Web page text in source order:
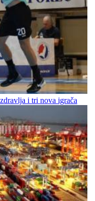
i tri nova igrača